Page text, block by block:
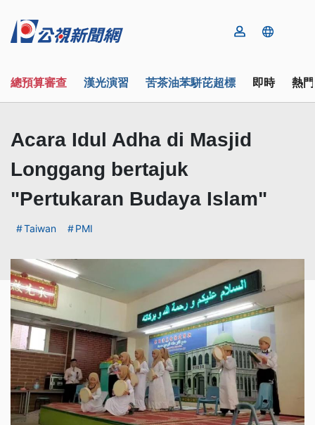
總預算審查 漢光演習 苦茶油苯駢芘超標 即時 熱
Acara Idul Adha di Masjid
Longgang bertajuk
"Pertukaran Budaya Islam"
Taiwan PMI